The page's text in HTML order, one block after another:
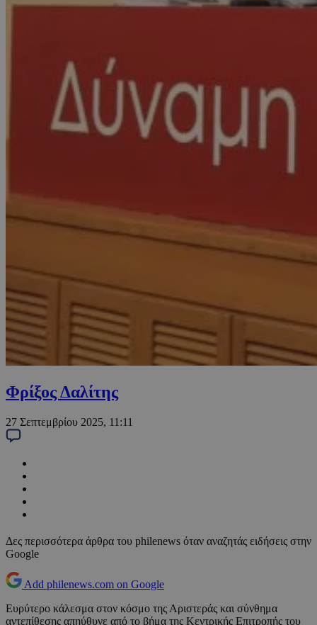
Φρίξος Δαλίτης
27 Σεπτεμβρίου 2025, 11:11
Δες περισσότερα άρθρα του philenews όταν αναζητάς ειδήσεις στην
Google
Add philenews.com on Google
Ευρύτερο κάλεσμα στον κόσμο της Αριστεράς και σύνθημα
αντεπίθεσης απηύθυνε από το βήμα της Κεντρικής Επιτροπής του